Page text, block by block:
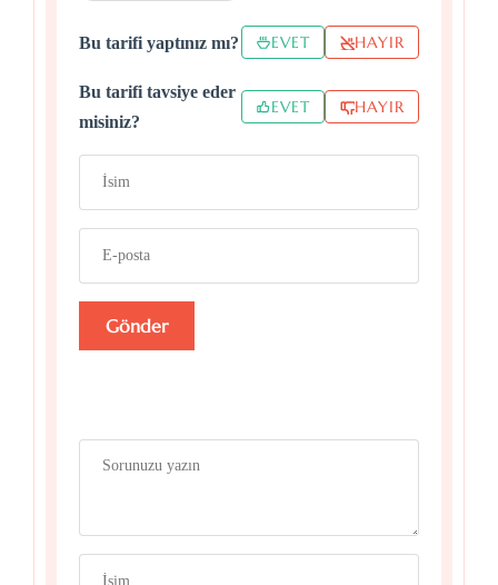
Bu tarifi yaptınız mı? EVET HAYIR
Bu tarifi tavsiye eder
misiniz?
EVET HAYIR